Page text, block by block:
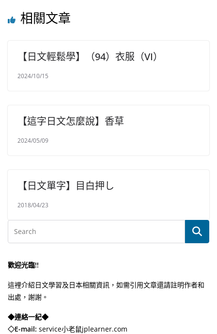
相關文章
【日文輕鬆學】（94）衣服（VI）
2024/10/15
【這字日文怎麼說】香草
2024/05/09
【日文單字】目白押し
2018/04/23
歡迎光臨!!
這裡介紹日文學習及日本相關資訊，如需引用文章還請註明作者和
出處，謝謝。
◆連絡一紀◆
◇E-mail: service小老鼠jplearner.com